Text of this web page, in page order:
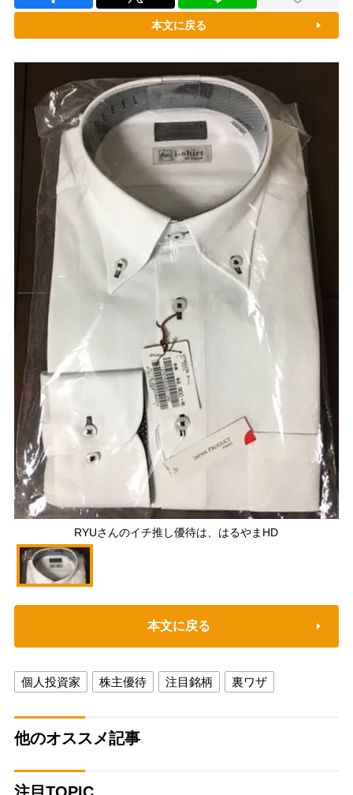
本文に戻る
RYUさんのイチ推し優待は、はるやまHD
本文に戻る
個人投資家 株主優待 注目銘柄 裏ワザ
他のオススメ記事